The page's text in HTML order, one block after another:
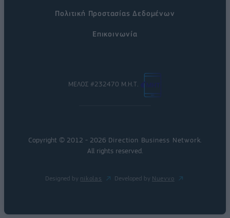
Πολιτική Προστασίας Δεδομένων
Επικοινωνία
ΜΕΛΟΣ #232470 Μ.Η.Τ.
Copyright © 2012 - 2026 Direction Business Network
All rights reserved.
Designed by nikolas Developed by Nuevvo